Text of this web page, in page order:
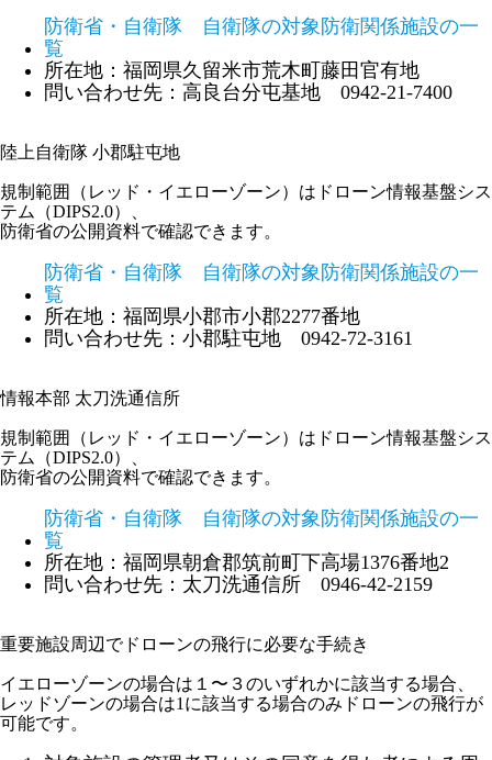
防衛省・自衛隊 自衛隊の対象防衛関係施設の一
覧
所在地：福岡県久留米市荒木町藤田官有地
問い合わせ先：高良台分屯基地 0942-21-7400
陸上自衛隊 小郡駐屯地
規制範囲（レッド・イエローゾーン）はドローン情報基盤シス
テム（DIPS2.0）、
防衛省の公開資料で確認できます。
防衛省・自衛隊 自衛隊の対象防衛関係施設の一
覧
所在地：福岡県小郡市小郡2277番地
問い合わせ先：小郡駐屯地 0942-72-3161
情報本部 太刀洗通信所
規制範囲（レッド・イエローゾーン）はドローン情報基盤シス
テム（DIPS2.0）、
防衛省の公開資料で確認できます。
防衛省・自衛隊 自衛隊の対象防衛関係施設の一
覧
所在地：福岡県朝倉郡筑前町下高場1376番地2
問い合わせ先：太刀洗通信所 0946-42-2159
重要施設周辺でドローンの飛行に必要な手続き
イエローゾーンの場合は１〜３のいずれかに該当する場合、
レッドゾーンの場合は1に該当する場合のみドローンの飛行が
可能です。